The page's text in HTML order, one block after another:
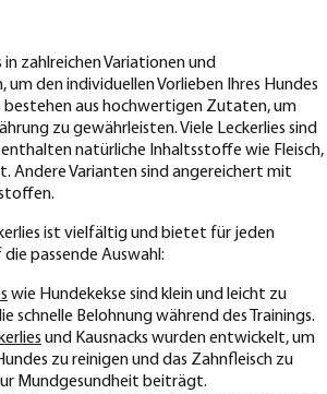
zahlreichen Variationen und
um den individuellen Vorlieben Ihres Hundes
bestehen aus hochwertigen Zutaten, um
zu gewährleisten. Viele Leckerlies sind
natürliche Inhaltsstoffe wie Fleisch,
Andere Varianten sind angereichert mit
ist vielfältig und bietet für jeden
passende Auswahl:
wie Hundekekse sind klein und leicht zu
schnelle Belohnung während des Trainings.
und Kausnacks wurden entwickelt, um
zu reinigen und das Zahnfleisch zu
Mundgesundheit beiträgt.